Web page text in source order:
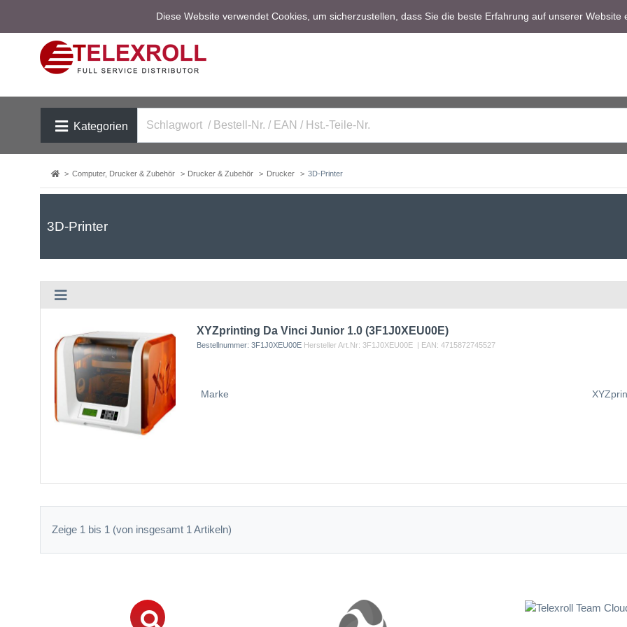
Kategorien
Computer, Drucker & Zubehör Drucker & Zubehör Drucker 3D-Printer
3D-Printer
XYZprinting Da Vinci Junior 1.0 (3F1J0XEU00E)
Bestellnummer: 3F1J0XEU00E Hersteller Art.Nr: 3F1J0XEU00E | EAN: 4715872745527
Marke
Zeige 1 bis 1 (von insgesamt 1 Artikeln)
Diese Website verwendet Cookies, um sicherzustellen, dass Sie die beste Erfahrung auf unserer Website